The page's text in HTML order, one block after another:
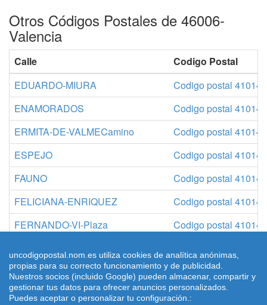
Otros Códigos Postales de 46006-
Valencia
Calle
Codigo Postal
EDUARDO-MIURA
Codigo postal
ENAMORADOS
Codigo postal
ERMITA-DE-VALMECamino
Codigo postal
ESPEJO
Codigo postal
FAUNO
Codigo postal
FELICIANA-ENRIQUEZ
Codigo postal
FERNANDO-VI-Plaza
Codigo postal
© 2026 uncodigopostal.nom.es, Códigos postales
uncodigopostal.nom.es utiliza cookies de analítica anónimas,
propias para su correcto funcionamiento y de publicidad.
Nuestros socios (incluido Google) pueden almacenar, compartir y
gestionar tus datos para ofrecer anuncios personalizados.
Puedes aceptar o personalizar tu configuración.: